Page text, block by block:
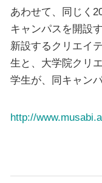
あわせて、同じく
キャンパスを開設
新設するクリエイ
生と、大学院クリ
学生が、同キャン
http://